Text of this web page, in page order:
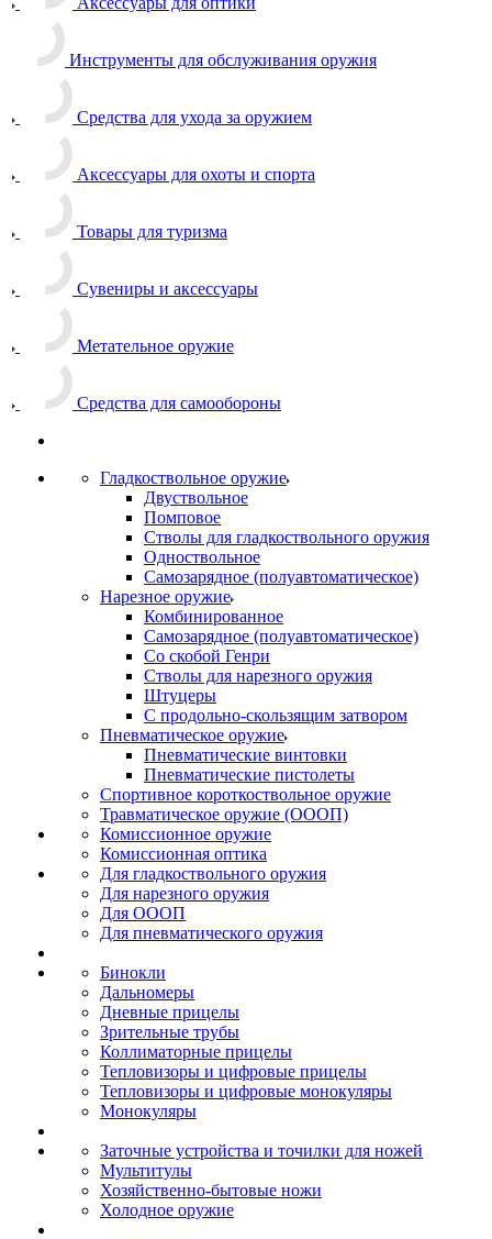
Инструменты для обслуживания оружия
Средства для ухода за оружием
Аксессуары для охоты и спорта
Товары для туризма
Сувениры и аксессуары
Метательное оружие
Средства для самообороны
Гладкоствольное оружие
Двуствольное
Помповое
Стволы для гладкоствольного оружия
Одноствольное
Самозарядное (полуавтоматическое)
Нарезное оружие
Комбинированное
Самозарядное (полуавтоматическое)
Со скобой Генри
Стволы для нарезного оружия
Штуцеры
С продольно-скользящим затвором
Пневматическое оружие
Пневматические винтовки
Пневматические пистолеты
Спортивное короткоствольное оружие
Травматическое оружие (ОООП)
Комиссионное оружие
Комиссионная оптика
Для гладкоствольного оружия
Для нарезного оружия
Для ОООП
Для пневматического оружия
Бинокли
Дальномеры
Дневные прицелы
Зрительные трубы
Коллиматорные прицелы
Тепловизоры и цифровые прицелы
Тепловизоры и цифровые монокуляры
Монокуляры
Заточные устройства и точилки для ножей
Мультитулы
Хозяйственно-бытовые ножи
Холодное оружие